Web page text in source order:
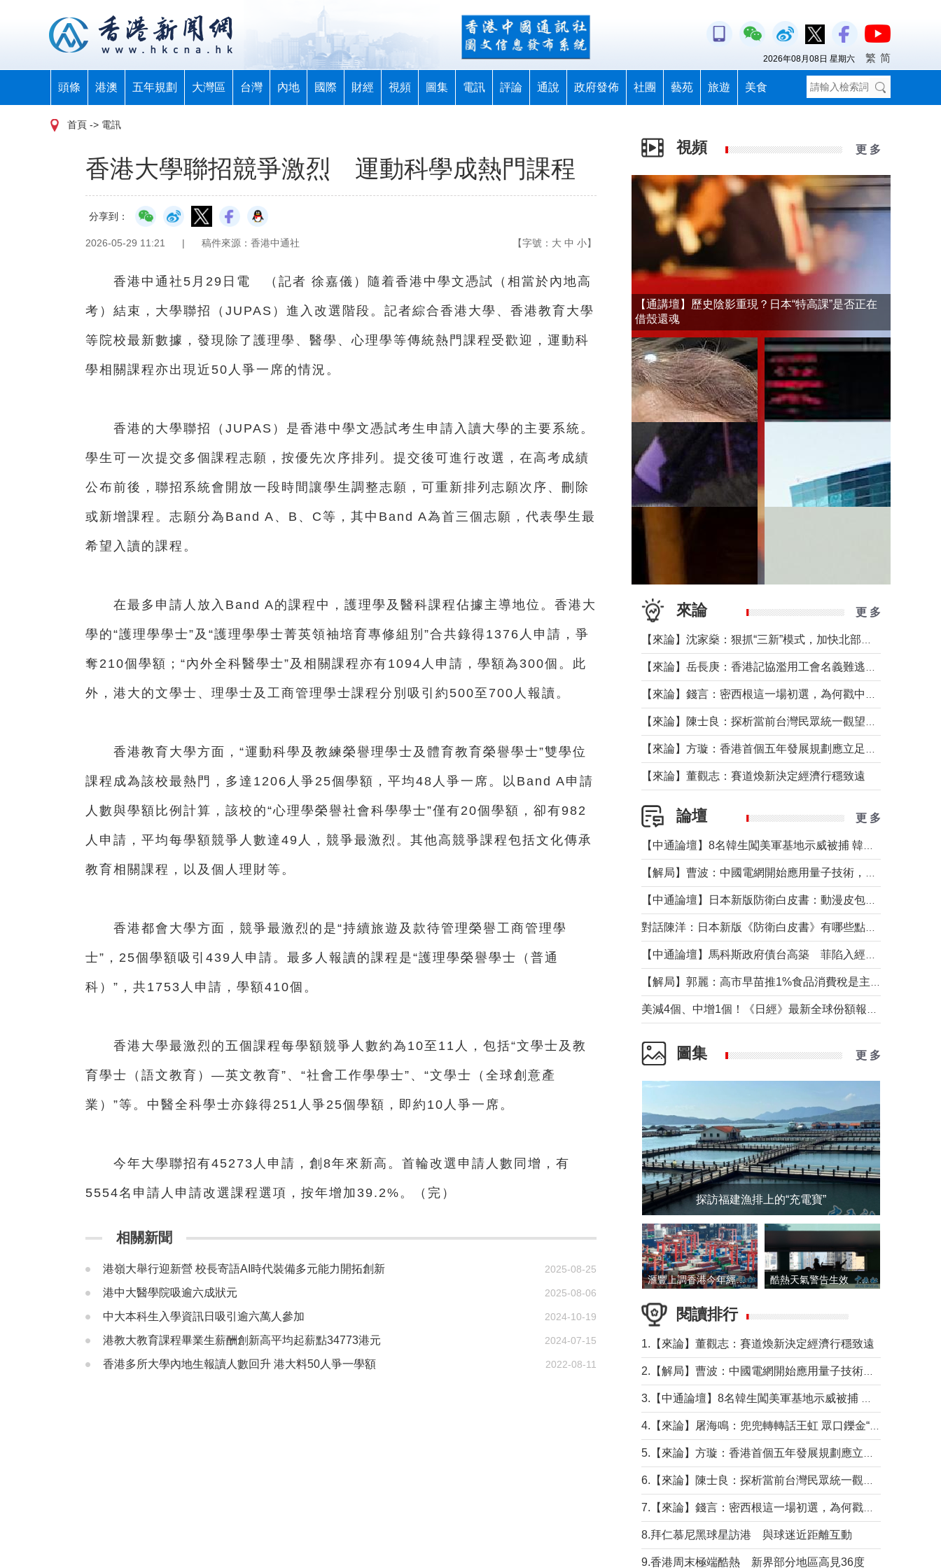
頭條 港澳 五年規劃 大灣區 台灣 內地 國際 財經 視頻 圖集 電訊 評論 通說 政府發佈 社團 藝苑 旅遊 美食
2026年08月08日 星期六 繁 简
首頁 -> 電訊
香港大學聯招競爭激烈 運動科學成熱門課程
分享到：
2026-05-29 11:21 | 稿件來源：香港中通社 【字號： 大 中 小】
香港中通社5月29日電 （記者 徐嘉儀）隨着香港中學文憑試（相當於內地高
考）結束，大學聯招（JUPAS）進入改選階段。記者綜合香港大學、香港教育大學
等院校最新數據，發現除了護理學、醫學、心理學等傳統熱門課程受歡迎，運動科
學相關課程亦出現近50人爭一席的情況。
香港的大學聯招（JUPAS）是香港中學文憑試考生申請入讀大學的主要系統。
學生可一次提交多個課程志願，按優先次序排列。提交後可進行改選，在高考成績
公布前後，聯招系統會開放一段時間讓學生調整志願，可重新排列志願次序、刪除
或新增課程。志願分為Band A、B、C等，其中Band A為首三個志願，代表學生最
希望入讀的課程。
在最多申請人放入Band A的課程中，護理學及醫科課程佔據主導地位。香港大
學的“護理學學士”及“護理學學士菁英領袖培育專修組別”合共錄得1376人申請，爭
奪210個學額；“內外全科醫學士”及相關課程亦有1094人申請，學額為300個。此
外，港大的文學士、理學士及工商管理學士課程分別吸引約500至700人報讀。
香港教育大學方面，“運動科學及教練榮譽理學士及體育教育榮譽學士”雙學位
課程成為該校最熱門，多達1206人爭25個學額，平均48人爭一席。以Band A申請
人數與學額比例計算，該校的“心理學榮譽社會科學學士”僅有20個學額，卻有982
人申請，平均每學額競爭人數達49人，競爭最激烈。其他高競爭課程包括文化傳承
教育相關課程，以及個人理財等。
香港都會大學方面，競爭最激烈的是“持續旅遊及款待管理榮譽工商管理學
士”，25個學額吸引439人申請。最多人報讀的課程是“護理學榮譽學士（普通
科）”，共1753人申請，學額410個。
香港大學最激烈的五個課程每學額競爭人數約為10至11人，包括“文學士及教
育學士（語文教育）—英文教育”、“社會工作學學士”、“文學士（全球創意產
業）”等。中醫全科學士亦錄得251人爭25個學額，即約10人爭一席。
今年大學聯招有45273人申請，創8年來新高。首輪改選申請人數同增，有
5554名申請人申請改選課程選項，按年增加39.2%。（完）
相關新聞
2025-08-25
港嶺大舉行迎新營 校長寄語AI時代裝備多元能力開拓創新
2025-08-06
港中大醫學院吸逾六成狀元
2024-10-19
中大本科生入學資訊日吸引逾六萬人參加
2024-07-15
港教大教育課程畢業生薪酬創新高平均起薪點34773港元
2022-08-11
香港多所大學內地生報讀人數回升 港大料50人爭一學額
視頻 更 多
【通講壇】歷史陰影重現？日本“特高課”是否正在
借殼還魂
來論 更 多
【來論】董觀志：賽道煥新決定經濟行穩致遠
論壇 更 多
圖集 更 多
探訪福建漁排上的“充電寶”
滙豐上調香港今年經濟增長預測至4.5% 酷熱天氣警告生效 本港高溫持續至下周
閱讀排行
1.【來論】董觀志：賽道煥新決定經濟行穩致遠
8.拜仁慕尼黑球星訪港 與球迷近距離互動
9.香港周末極端酷熱 新界部分地區高見36度